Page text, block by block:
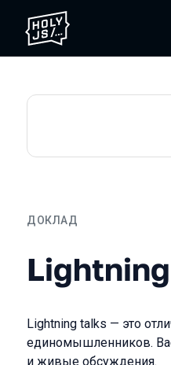
ДОКЛАД
Lightning
Lightning talks — это
единомышленников.
и живые обсуждения.